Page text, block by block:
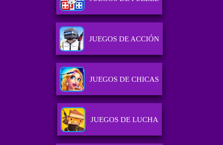
JUEGOS DE ACCIÓN
JUEGOS DE CHICAS
JUEGOS DE LUCHA